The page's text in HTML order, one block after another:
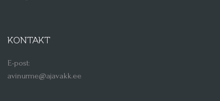
KONTAKT
E-post:
avinurme@ajavakk.ee